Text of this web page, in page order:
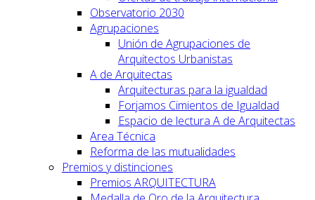
Observatorio 2030
Agrupaciones
Unión de Agrupaciones de
Arquitectos Urbanistas
A de Arquitectas
Arquitecturas para la igualdad
Forjamos Cimientos de Igualdad
Espacio de lectura A de Arquitectas
Area Técnica
Reforma de las mutualidades
Premios y distinciones
Premios ARQUITECTURA